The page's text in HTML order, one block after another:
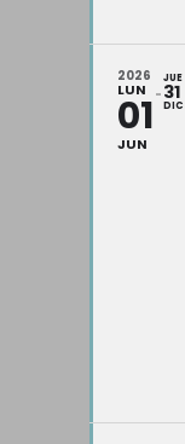
2026
LUN
01
JUN
JUE
31
DIC